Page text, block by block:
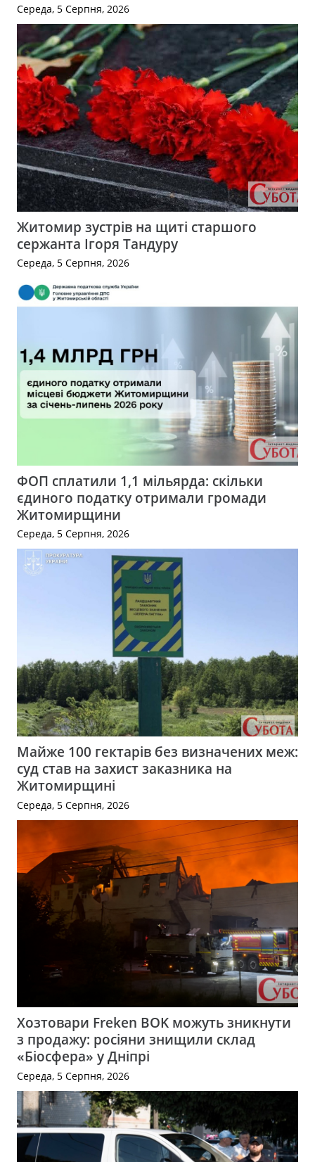
Середа, 5 Серпня, 2026
Житомир зустрів на щиті старшого
сержанта Ігоря Тандуру
Середа, 5 Серпня, 2026
ФОП сплатили 1,1 мільярда: скільки
єдиного податку отримали громади
Житомирщини
Середа, 5 Серпня, 2026
Майже 100 гектарів без визначених меж:
суд став на захист заказника на
Житомирщині
Середа, 5 Серпня, 2026
Хозтовари Freken BOK можуть зникнути
з продажу: росіяни знищили склад
«Біосфера» у Дніпрі
Середа, 5 Серпня, 2026